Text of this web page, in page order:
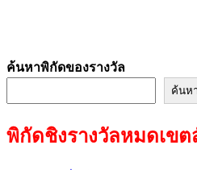
ค้นหาพิกัดของรางวัล
ค้นห
พิกัดชิงรางวัลหมดเข